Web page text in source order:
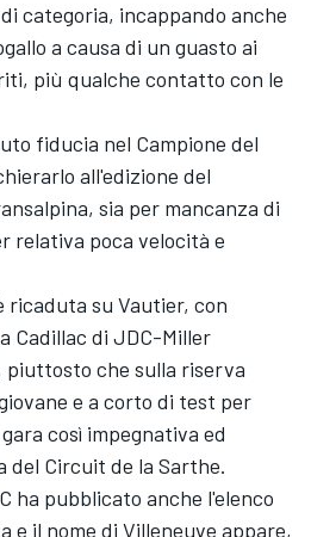
categoria, incappando anche
a causa di un guasto ai
più qualche contatto con le
fiducia nel Campione del
all'edizione del
sia per mancanza di
relativa poca velocità e
ricaduta su Vautier, con
Cadillac di JDC-Miller
piuttosto che sulla riserva
e a corto di test per
così impegnativa ed
del Circuit de la Sarthe.
ha pubblicato anche l'elenco
e il nome di Villeneuve appare,